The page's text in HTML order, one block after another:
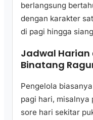
berlangsung
dengan karakter
di pagi hingga
Jadwal Harian
Binatang
Pengelola
pagi hari, misalnya
sore hari sekitar